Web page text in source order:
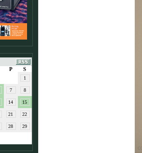
P S
1
7 8
14 15
21 22
28 29